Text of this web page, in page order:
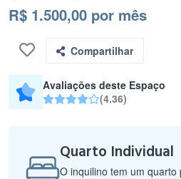
R$ 1.500,00 por mês
Compartilhar
Avaliações deste Espaço
(4.36)
Quarto Individual
O inquilino tem um